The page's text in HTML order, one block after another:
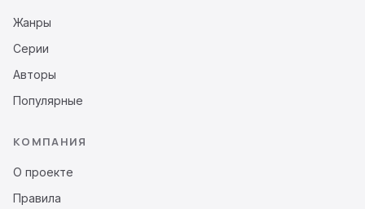
Жанры
Серии
Авторы
Популярные
КОМПАНИЯ
О проекте
Правила